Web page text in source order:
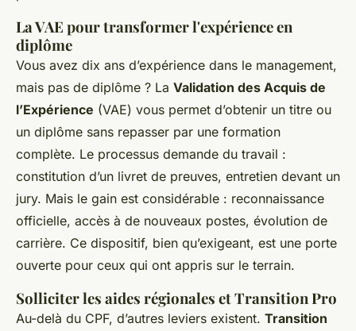
La VAE pour transformer l'expérience en
diplôme
Vous avez dix ans d’expérience dans le management,
mais pas de diplôme ? La Validation des Acquis de
l’Expérience (VAE) vous permet d’obtenir un titre ou
un diplôme sans repasser par une formation
complète. Le processus demande du travail :
constitution d’un livret de preuves, entretien devant un
jury. Mais le gain est considérable : reconnaissance
officielle, accès à de nouveaux postes, évolution de
carrière. Ce dispositif, bien qu’exigeant, est une porte
ouverte pour ceux qui ont appris sur le terrain.
Solliciter les aides régionales et Transition Pro
Au-delà du CPF, d’autres leviers existent. Transition